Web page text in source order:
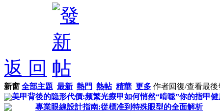
返 回
新窗 全部主題 最新 熱門 熱帖 精華 更多 作者回復/查看最後
美甲背後的隐形代價:频繁光療甲如何悄然“啃噬”你的指甲健
專業眼線設計指南:從標准到特殊眼型的全面解析